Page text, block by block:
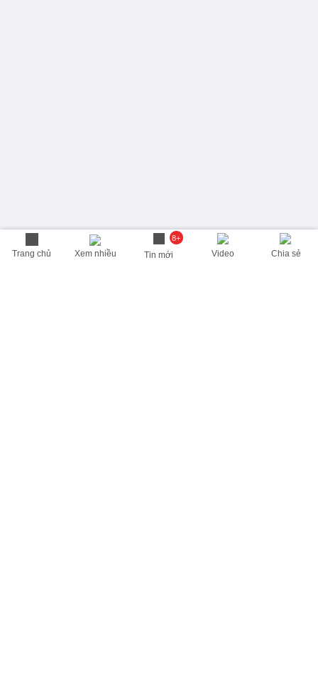
Trang chủ Xem nhiều
8+
Tin mới Video Chia sẻ